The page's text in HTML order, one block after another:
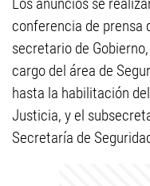
conferencia de prensa
secretario de
cargo del área de
hasta la habilitación
Justicia, y el
Secretaría de